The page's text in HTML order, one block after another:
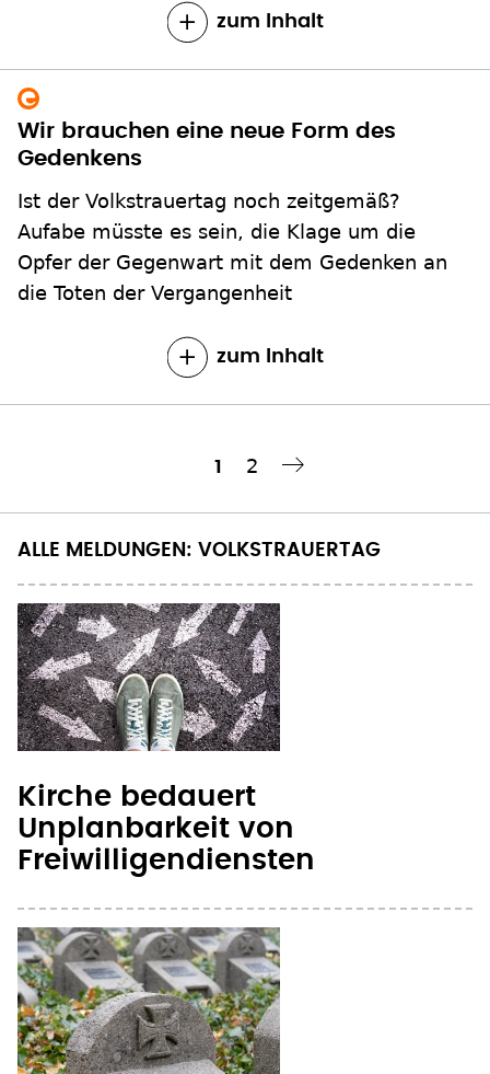
Wir brauchen eine neue Form des
Gedenkens
Ist der Volkstrauertag noch zeitgemäß?
Aufabe müsste es sein, die Klage um die
Opfer der Gegenwart mit dem Gedenken an
die Toten der Vergangenheit
Seitennummerierung
Seite
Unplanbarkeit von
Freiwilligendiensten